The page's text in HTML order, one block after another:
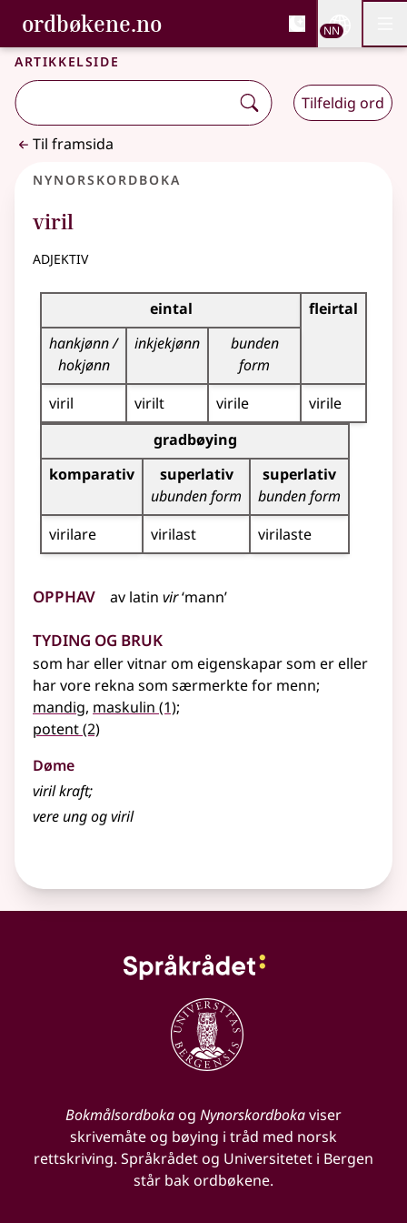
Gå til hovudinnhald
Tilgjenge
ordbøkene.no, Bokmålsordboka og
Bokmålsordboka og Nynorskordboka
NN
Artikkelside
Tilfeldig ord
Til framsida
Nynorskordboka
viril
adjektiv
Bøyningstabell for dette adjektivet
eintal
fleirtal
hankjønn /
hokjønn
inkjekjønn
bunden
form
viril
virilt virile
virile
Bøyningstabell for dette adjektivet (gradbøyning)
gradbøying
komparativ
superlativ
ubunden form
superlativ
bunden form
virilare
virilast virilaste
Opphav av latin vir‘mann’
Tyding og bruk
som har eller vitnar om eigenskapar som er eller
har vore rekna som særmerkte for menn;
mandig, maskulin (1);
potent(2)
Døme
viril kraft;
vere ung og viril
Bokmålsordbokaog Nynorskordbokaviser
skrivemåte og bøying i tråd med norsk
rettskriving. Språkrådet og Universitetet i Bergen
står bak ordbøkene.